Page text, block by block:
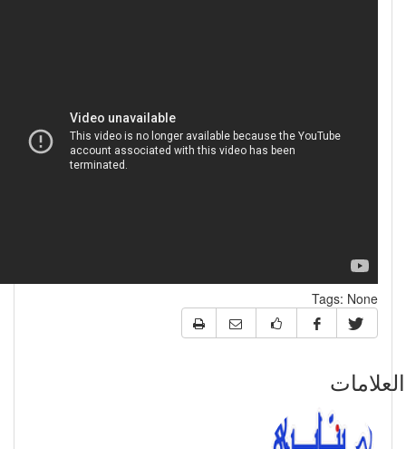
Tags:None